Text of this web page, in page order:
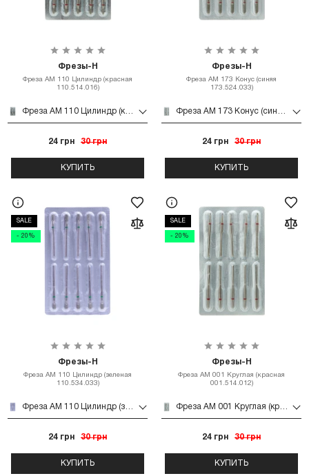
Фрезы-Н
Фреза АМ 110 Цилиндр (красная
110.514.016)
24 грн 30 грн
КУПИТЬ
Фрезы-Н
Фреза АМ 173 Конус (синяя
173.524.033)
24 грн 30 грн
КУПИТЬ
SALE
- 20%
Фрезы-Н
Фреза АМ 110 Цилиндр (зеленая
110.534.033)
24 грн 30 грн
КУПИТЬ
SALE
- 20%
Фрезы-Н
Фреза АМ 001 Круглая (красная
001.514.012)
24 грн 30 грн
КУПИТЬ